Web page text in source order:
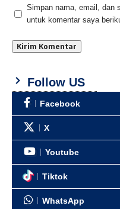
Simpan nama, email, dan
untuk komentar saya
Follow US
Facebook
X
Youtube
Tiktok
WhatsApp